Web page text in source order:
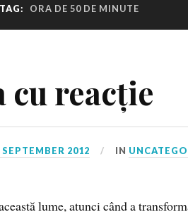
TAG: ORA DE 50 DE MINUTE
cu reacție
SEPTEMBER 2012 IN
lume, atunci când a